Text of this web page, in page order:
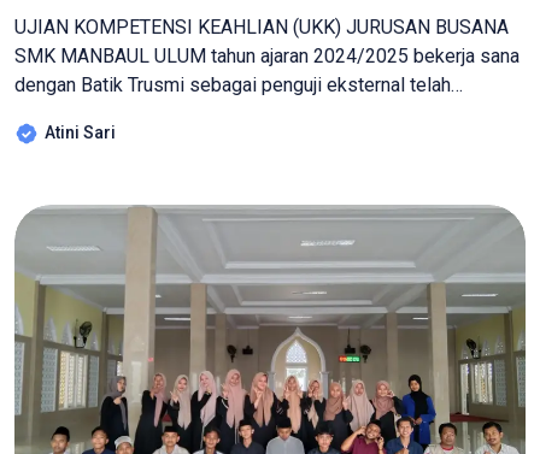
UJIAN KOMPETENSI KEAHLIAN (UKK) JURUSAN BUSANA
SMK MANBAUL ULUM tahun ajaran 2024/2025 bekerja sana
dengan Batik Trusmi sebagai penguji eksternal telah
menyusun tema “Dress Muslim dengan paduan kain brokat”.
s/d 16 april 2025 dengan durasi selama 16 jam siswa […]
Atini Sari